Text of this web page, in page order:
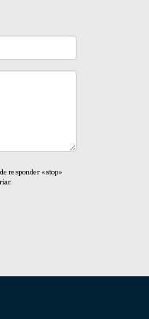
estén
responder «stop»